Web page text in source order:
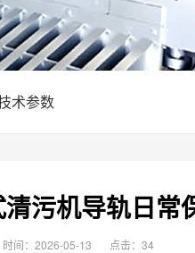
术参数
污机导轨日常
时间：2026-05-13 点击：34